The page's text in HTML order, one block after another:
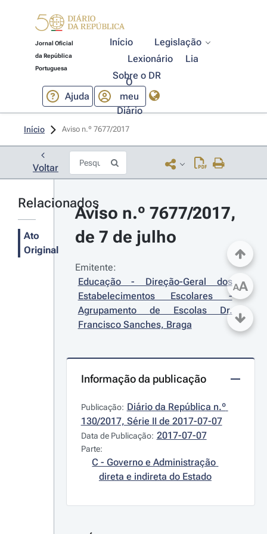
Jornal Oficial
da República
Portuguesa
Início
Legislação
Lexionário
Lia
Sobre o DR
Ajuda
O
meu
Diário
Início Aviso n.º 7677/2017
Voltar
Relacionados
Ato
Original
Aviso n.º 7677/2017,
de 7 de julho
Emitente:
Educação - Direção-Geral dos
Estabelecimentos Escolares -
Agrupamento de Escolas Dr.
Francisco Sanches, Braga
Informação da publicação
Publicação: Diário da República n.º
130/2017, Série II de 2017-07-07
Data de Publicação: 2017-07-07
Parte:
C - Governo e Administração
direta e indireta do Estado
AA